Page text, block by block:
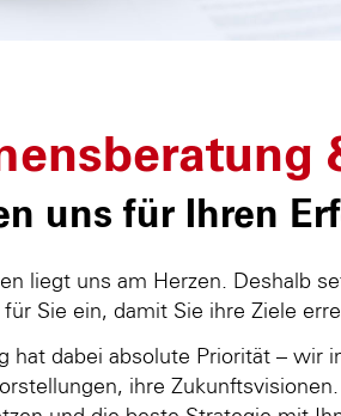
uns für Ihren
liegt uns am Herzen. Deshalb
Sie ein, damit Sie ihre Ziele
hat dabei absolute Priorität – wir
ihre